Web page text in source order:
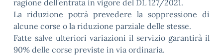
ragione dell’entrata in vigore del DL 127/2021.
La riduzione potrà prevedere la soppressione di
alcune corse o la riduzione parziale delle stesse.
Fatte salve ulteriori variazioni il servizio garantirà il
90% delle corse previste in via ordinaria.